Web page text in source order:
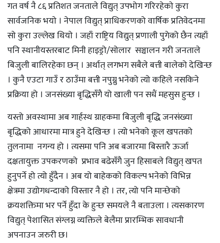
गत वर्ष नै ८६ प्रतिशत जनताले विद्युत् उपभोग गरिरहेकाे कुरा
सार्वजनिक भयाे । नेपाल विद्युत् प्राधिकरणको वार्षिक प्रतिवेदनमा
साे कुरा उल्लेख थियाे । जहाँ राष्ट्रिय विद्युत् प्रणाली पुगेको छैन त्यहाँ
पनि स्थानीयस्तरबाट मिनी हाइड्रो/सोलार सञ्चालन गरी जनताले
बिजुली बालिरहेका छन् । अर्थात् लगभग सबैले बत्ती बालेको देखिन्छ
। कुनै एउटा गाउँ र ठाउँमा बत्ती नपुग्नु भनेको त्यो कहिले नसकिने
प्रक्रिया हो । जनसंख्या बृद्धिसँगै यो खाली पन सधैं महसुस हुन्छ ।
यस्तो अवस्थामा अब गार्हस्थ ग्राहकमा बिजुली बृद्धि जनसंख्या
बृद्धिको आधारमा मात्र हुने देखिन्छ । त्यो भनेको कूल खपतको
तुलनामा नगन्य हो । त्यसमा पनि अब बजारमा बिस्तारै ऊर्जा
दक्षतायुक्त उपकरणको प्रभाव बढेसँगै जुन हिसाबले विद्युत् खपत
हुनुपर्ने हो त्यो हुँदैन । अब यो बाहेकको विकल्प भनेको विभिन्न
क्षेत्रमा उद्योगधन्दाको विस्तार नै हो । तर, त्यो पनि मान्छेको
क्रयशक्तिमा भर पर्ने हुँदा के हुन्छ समयले नै बताउला । त्यसकारण
विद्युत् पेशासित संग्लग्न व्यक्तिले बेलैमा प्रारम्भिक सावधानी
अपनाउन जरुरी छ।